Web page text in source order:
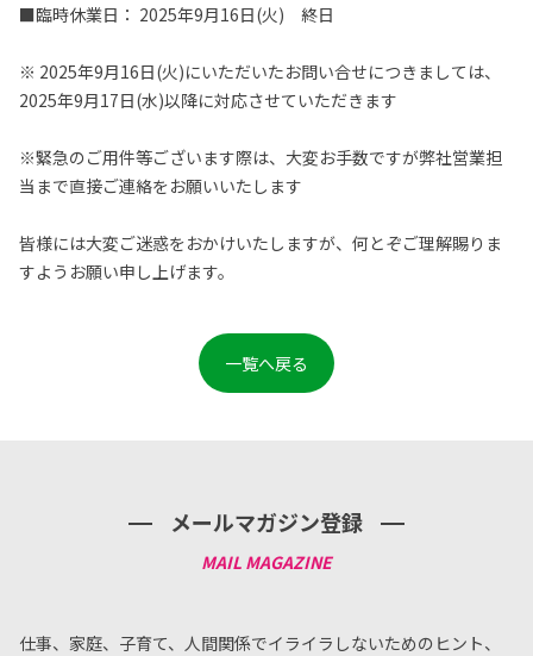
■臨時休業日： 2025年9月16日(火) 終日
※ 2025年9月16日(火)にいただいたお問い合せにつきましては、
2025年9月17日(水)以降に対応させていただきます
※緊急のご用件等ございます際は、大変お手数ですが弊社営業担
当まで直接ご連絡をお願いいたします
皆様には大変ご迷惑をおかけいたしますが、何とぞご理解賜りま
すようお願い申し上げます。
一覧へ戻る
メールマガジン登録
仕事、家庭、子育て、人間関係でイライラしないためのヒント、